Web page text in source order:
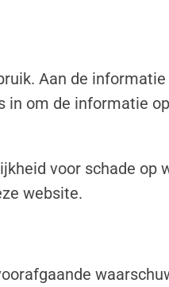
Aan de
om de informatie
voor schade op
website.